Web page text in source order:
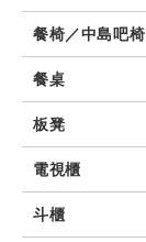
餐椅／中島吧椅
餐桌
板凳
電視櫃
斗櫃